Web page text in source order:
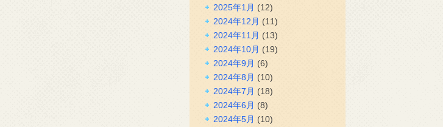
2025年1月 (12)
2024年12月 (11)
2024年11月 (13)
2024年10月 (19)
2024年9月 (6)
2024年8月 (10)
2024年7月 (18)
2024年6月 (8)
2024年5月 (10)